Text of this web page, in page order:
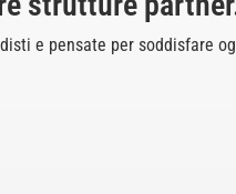
e pensate per soddisfare